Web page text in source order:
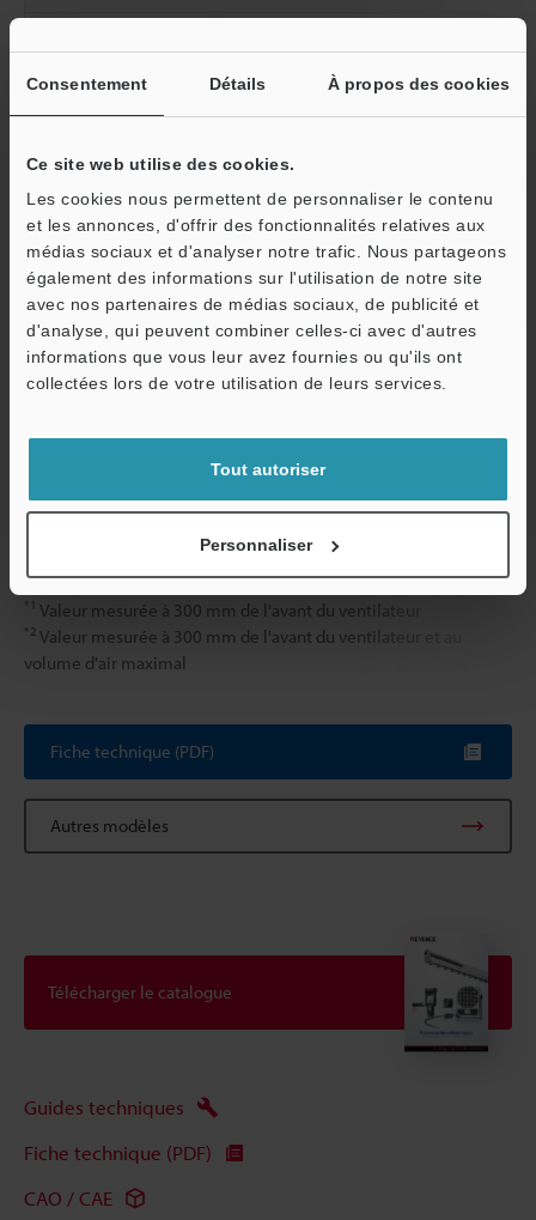
Consentement Détails À propos des cookies
Ce site web utilise des cookies.
Les cookies nous permettent de personnaliser le contenu
et les annonces, d'offrir des fonctionnalités relatives aux
médias sociaux et d'analyser notre trafic. Nous partageons
également des informations sur l'utilisation de notre site
avec nos partenaires de médias sociaux, de publicité et
d'analyse, qui peuvent combiner celles-ci avec d'autres
informations que vous leur avez fournies ou qu'ils ont
collectées lors de votre utilisation de leurs services.
Tout autoriser
Personnaliser
Alerte relative aux
PNP
Valeurs nominales Tension d'alimentation
Consommation de courant
Résistance à
l'environnement
Degré de pollution
Catégorie de surtension
Température ambiante
*1 Valeur mesurée à 300 mm de l'avant du ventilateur
*2 Valeur mesurée à 300 mm de l'avant du ventilateur et au
volume d'air maximal
Fiche technique (PDF)
Autres modèles
Télécharger le catalogue
Guides techniques
Fiche technique (PDF)
CAO / CAE
Service / SAV